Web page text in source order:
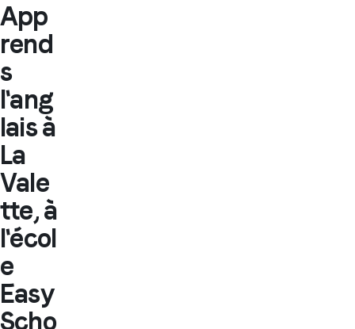
App
rend
s
l'ang
lais à
La
Vale
tte, à
l'écol
e
Easy
Scho